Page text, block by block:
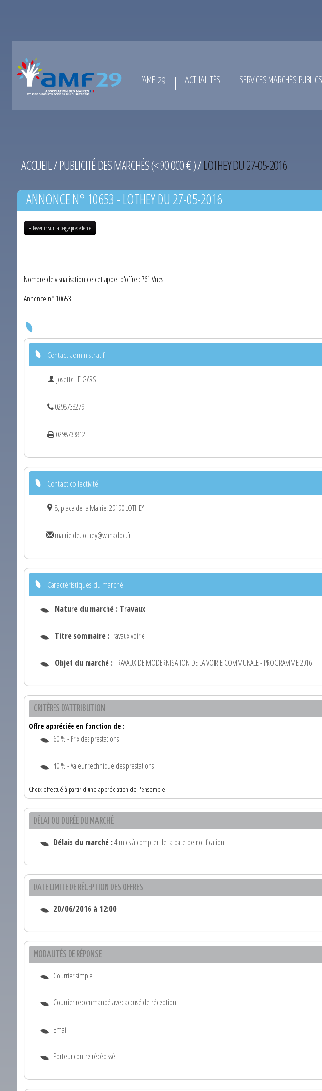
L’AMF 29 ACTUALITÉS SERVICES MARCHÉS PUBLICS
ACCUEIL/PUBLICITÉ DES MARCHÉS (< 90 000 € )/LOTHEY DU 27-05-2016
ANNONCE N° 10653 - LOTHEY DU 27-05-2016
« Revenir sur la page précédente
Nombre de visualisation de cet appel d'offre : 761 Vues
Annonce n° 10653
Contact administratif
Josette LE GARS
0298733279
0298733812
Contact collectivité
8, place de la Mairie, 29190 LOTHEY
mairie.de.lothey@wanadoo.fr
Caractéristiques du marché
Nature du marché : Travaux
Titre sommaire :Travaux voirie
Objet du marché :TRAVAUX DE MODERNISATION DE LA VOIRIE COMMUNALE - PROGRAMME 2016
CRITÈRES D'ATTRIBUTION
Offre appréciée en fonction de :
60 % - Prix des prestations
40 % - Valeur technique des prestations
Choix effectué à partir d'une appréciation de l'ensemble
DÉLAI OU DURÉE DU MARCHÉ
Délais du marché :4 mois à compter de la date de notification.
DATE LIMITE DE RÉCEPTION DES OFFRES
20/06/2016 à 12:00
MODALITÉS DE RÉPONSE
Courrier simple
Courrier recommandé avec accusé de réception
Email
Porteur contre récépissé